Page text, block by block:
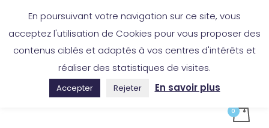
En poursuivant votre navigation sur ce site, vous
acceptez l'utilisation de Cookies pour vous proposer des
contenus ciblés et adaptés à vos centres d'intérêts et
réaliser des statistiques de visites.
Accepter Rejeter En savoir plus